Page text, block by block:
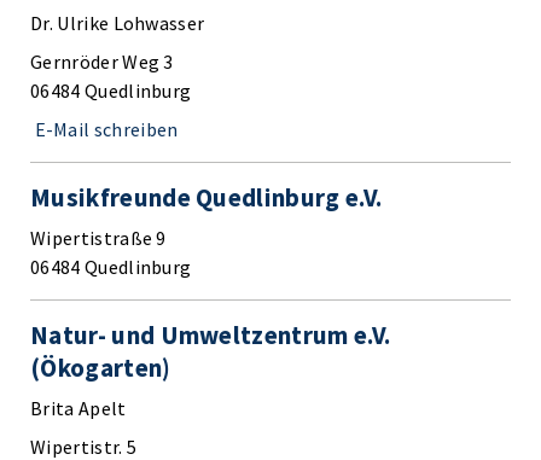
Dr. Ulrike Lohwasser
Gernröder Weg 3
06484 Quedlinburg
E-Mail schreiben
Musikfreunde Quedlinburg e.V.
Wipertistraße 9
06484 Quedlinburg
Natur- und Umweltzentrum e.V.
(Ökogarten)
Brita Apelt
Wipertistr. 5